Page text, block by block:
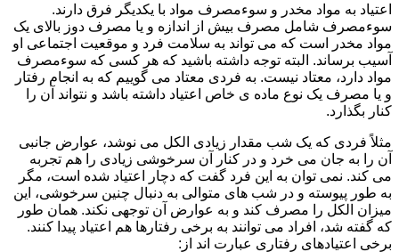
اعتیاد به مواد مخدر و سوءمصرف مواد با یکدیگر فرق دارند.
سوءمصرف شامل مصرف بیش از اندازه و یا مصرف دوز بالای یک
مواد مخدر است که می تواند به سلامت فرد و موقعیت اجتماعی او
آسیب برساند. البته توجه داشته باشید که هر کسی که سوءمصرف
مواد دارد، معتاد نیست. به فردی معتاد می گوییم که به انجام رفتار
و یا مصرف یک نوع ماده ی خاص اعتیاد داشته باشد و نتواند آن را
کنار بگذارد.
مثلاً فردی که یک شب مقدار زیادی الکل می نوشد، عوارض جانبی
آن را به جان می خرد و در کنار آن سرخوشی زیادی را هم تجربه
می کند. نمی توان به این فرد گفت که دچار اعتیاد شده است، مگر
به طور پیوسته و در شب های متوالی به دنبال چنین سرخوشی، این
میزان الکل را مصرف کند و به عوارض آن توجهی نکند. همان طور
که گفته شد، افراد می توانند به برخی رفتارها هم اعتیاد پیدا کنند.
برخی اعتیادهای رفتاری عبارت اند از: